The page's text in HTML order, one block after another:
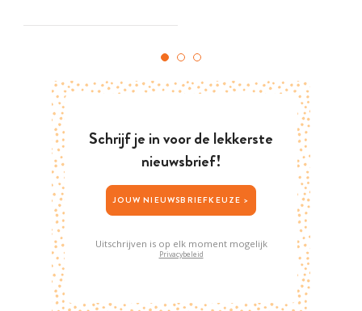
Schrijf je in voor de lekkerste
nieuwsbrief!
JOUW NIEUWSBRIEFKEUZE >
Uitschrijven is op elk moment mogelijk
Privacybeleid